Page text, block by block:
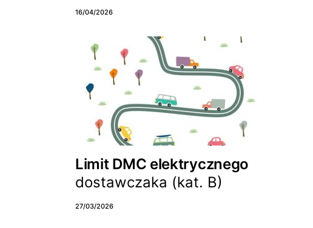
16/04/2026
Limit DMC elektrycznego
dostawczaka (kat. B)
27/03/2026